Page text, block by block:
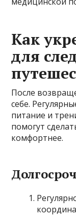
Как
для
После
себе.
питание и
помогут
комфортнее.